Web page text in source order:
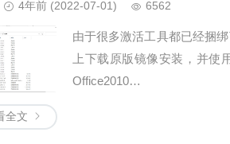
4年前 (2022-07-01) 6562
由于很多激活工具都已经捆
上下载原版镜像安装，并使
Office2010…
全文